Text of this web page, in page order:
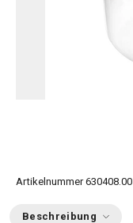
Artikelnummer 630408.00
Beschreibung